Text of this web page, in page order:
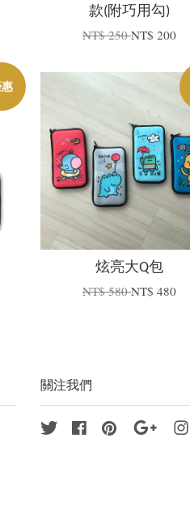
款(附巧用勾)
NT$ 250NT$ 200
炫亮大Q包
NT$ 580NT$ 480
關注我們
Twitter FacebookPinterest Google